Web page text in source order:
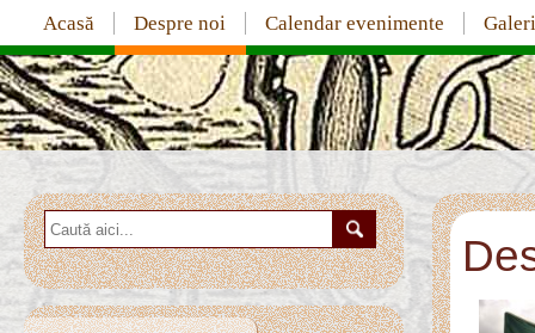
Acasă Despre noi Calendar evenimente